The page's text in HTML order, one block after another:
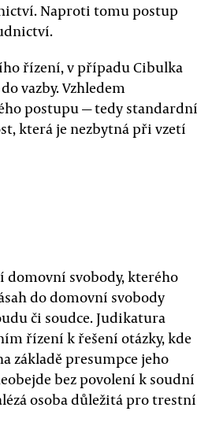
Naproti tomu postup
řízení, v případu Cibulka
vazby. Vzhledem
postupu — tedy standardní
která je nezbytná při vzetí
domovní svobody, kterého
do domovní svobody
či soudce. Judikatura
řízení k řešení otázky, kde
základě presumpce jeho
bez povolení k soudní
osoba důležitá pro trestní